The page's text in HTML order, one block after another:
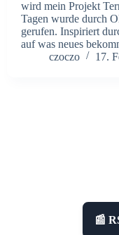
wird mein Projekt
Tagen wurde durch
gerufen. Inspiriert
auf was neues
czoczo
17.
📰